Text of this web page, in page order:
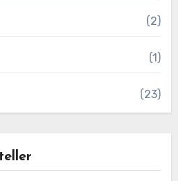
(2)
(1)
(23)